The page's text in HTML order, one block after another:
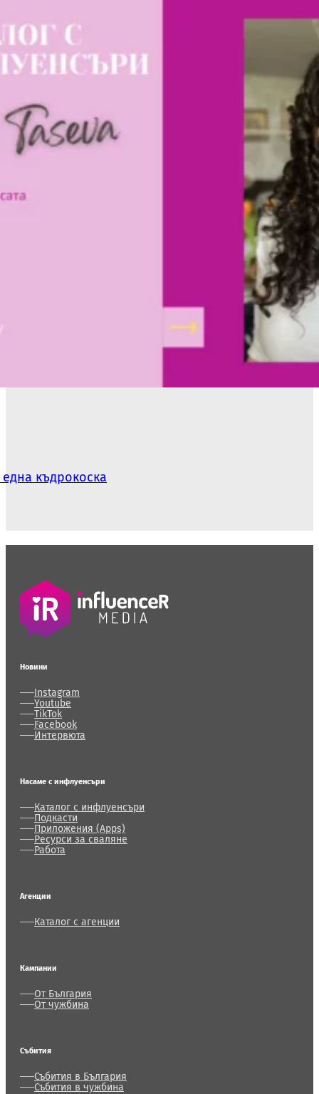
къдрокоска
Новини
Instagram
Youtube
TikTok
Facebook
Интервюта
Насаме с инфлуенсъри
Каталог с инфлуенсъри
Подкасти
Приложения (Apps)
Ресурси за сваляне
Работа
Агенции
Каталог с агенции
Кампании
От България
От чужбина
Събития
Събития в България
Събития в чужбина